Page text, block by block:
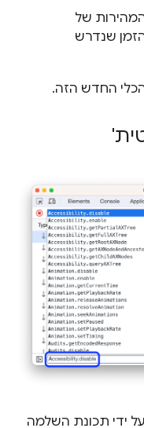
של
הזמן שנדרש
החדש הזה.
ידי תכונת השלמה